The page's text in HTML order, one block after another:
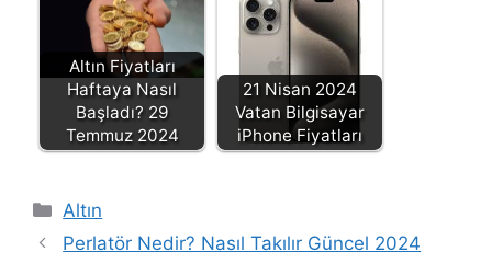
Altın Fiyatları
Haftaya Nasıl
Başladı? 29
Temmuz 2024
21 Nisan 2024
Vatan Bilgisayar
iPhone Fiyatları
Kategoriler
Altın
Perlatör Nedir? Nasıl Takılır Güncel 2024